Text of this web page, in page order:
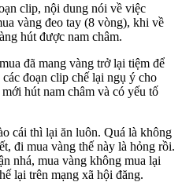
clip, nội dung nói về việc
vàng đeo tay (8 vòng), khi về
hút được nam châm.
đã mang vàng trở lại tiệm để
đoạn clip chế lại ngụ ý cho
hút nam châm và có yếu tố
cái thì lại ăn luôn. Quá là không
đi mua vàng thế này là hỏng rồi.
nhá, mua vàng không mua lại
lại trên mạng xã hội đăng.